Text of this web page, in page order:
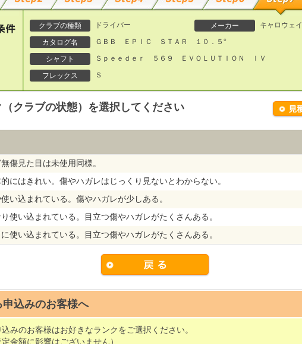
クラブの種類 ドライバー メーカー キャロウェイ
カタログ名 ＧＢＢ ＥＰＩＣ ＳＴＡＲ １０．５°
シャフト Ｓｐｅｅｄｅｒ ５６９ ＥＶＯＬＵＴＩＯＮ ＩＶ
フレックス Ｓ
（クラブの状態）を選択してください
傷見た目は未使用同様。
的にはきれい。傷やハガレはじっくり見ないとわからない。
使い込まれている。傷やハガレが少しある。
り使い込まれている。目立つ傷やハガレがたくさんある。
に使い込まれている。目立つ傷やハガレがたくさんある。
申込みのお客様へ
みのお客様はお好きなランクをご選択ください。
定金額に影響はございません）